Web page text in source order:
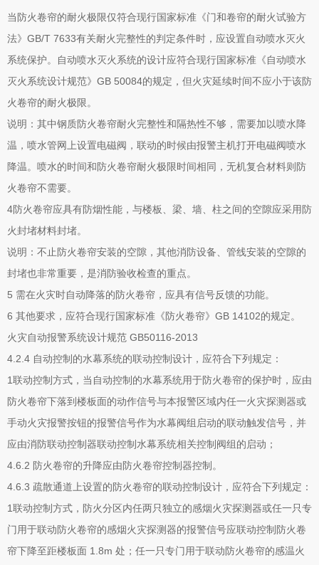
当防火卷帘的耐火极限仅符合现行国家标准《门和卷帘的耐火试验方
法》GB/T 7633有关耐火完整性的判定条件时，应设置自动喷水灭火
系统保护。自动喷水灭火系统的设计应符合现行国家标准《自动喷水
灭火系统设计规范》GB 50084的规定，但火灾延续时间不应小于该防
火卷帘的耐火极限。
说明：其中钢质防火卷帘耐火完整性和隔热性不够，需要加以喷水降
温，喷水管网上设置电磁阀，联动的时候由报警主机打开电磁阀喷水
降温。喷水的时间和防火卷帘耐火极限时间相同，无机复合材料则防
火卷帘不需要。
4防火卷帘应具有防烟性能，与楼板、梁、墙、柱之间的空隙应采用防
火封堵材料封堵。
说明：不止防火卷帘安装的空隙，其他消防设备、管线安装的空隙的
封堵也非常重要，是消防验收检查的重点。
5 需在火灾时自动降落的防火卷帘，应具有信号反馈的功能。
6 其他要求，应符合现行国家标准《防火卷帘》GB 14102的规定。
火灾自动报警系统设计规范 GB50116-2013
4.2.4 自动控制的水幕系统的联动控制设计，应符合下列规定：
1联动控制方式，当自动控制的水幕系统用于防火卷帘的保护时，应由
防火卷帘下落到楼板面的动作信号与本报警区域内任一火灾探测器或
手动火灾报警按钮的报警信号作为水幕阀组启动的联动触发信号，并
应由消防联动控制器联动控制水幕系统相关控制阀组的启动；
4.6.2 防火卷帘的升降应由防火卷帘控制器控制。
4.6.3 疏散通道上设置的防火卷帘的联动控制设计，应符合下列规定：
1联动控制方式，防火分区内任两只独立的感烟火灾探测器或任一只专
门用于联动防火卷帘的感烟火灾探测器的报警信号应联动控制防火卷
帘下降至距楼板面 1.8m 处；任一只专门用于联动防火卷帘的感温火